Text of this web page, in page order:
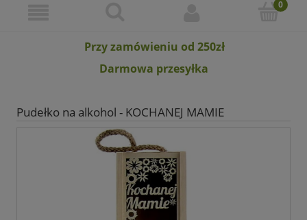
Przy zamówieniu od 250zł
Darmowa przesyłka
Pudełko na alkohol - KOCHANEJ MAMIE